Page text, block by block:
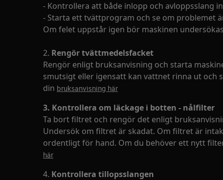
- Kontrollera att både inlopp och avloppsslang
- Starta ett tvättprogram och se om problemet
Om felet uppstår igen bör maskinen
2. Rengör tvättmedelsfacket
Rengör enligt bruksanvisning och starta
smutsigt eller igensatt kan vattnet rinna ut och
din bruksanvisning här
3. Kontrollera om läckage i botten - nålfilter
Ta bort filtret och rengör det enligt
Undersök om filtret är skadat. Om filtret är
ordentligt för hand. Om du behöver ett nytt
här
4. Kontrollera tillopsslangen